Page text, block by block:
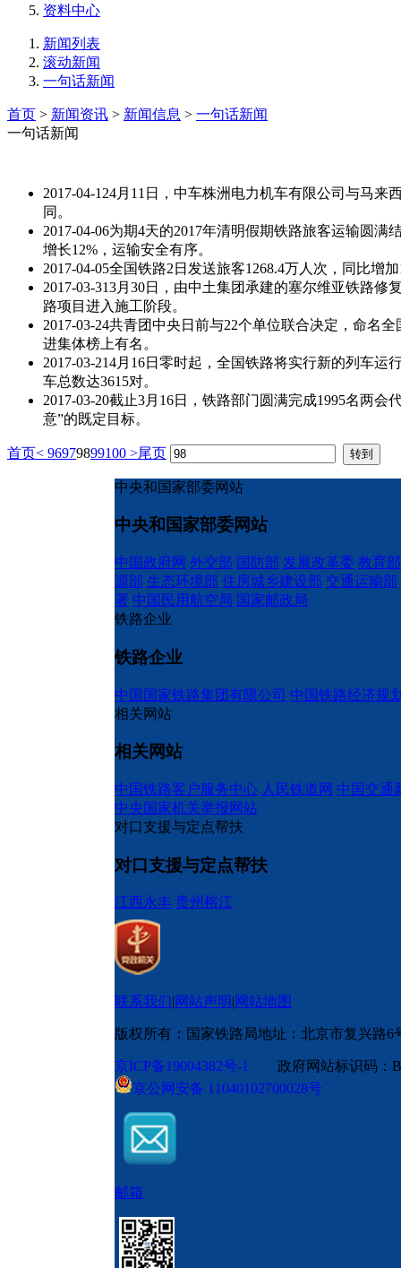
资料中心
新闻列表
滚动新闻
一句话新闻
首页 > 新闻资讯 > 新闻信息 > 一句话新闻
一句话新闻
2017-04-124月11日，中车株洲电力机车有限公司与马来
同。
2017-04-06为期4天的2017年清明假期铁路旅客运输圆满
增长12%，运输安全有序。
2017-04-05全国铁路2日发送旅客1268.4万人次，同比增
2017-03-313月30日，由中土集团承建的塞尔维亚铁路修
路项目进入施工阶段。
2017-03-24共青团中央日前与22个单位联合决定，命名
进集体榜上有名。
2017-03-214月16日零时起，全国铁路将实行新的列车运
车总数达3615对。
2017-03-20截止3月16日，铁路部门圆满完成1995名两会
意”的既定目标。
首页< 96979899100 >尾页
中央和国家部委网站
中央和国家部委网站
中国政府网 外交部 国防部 发展改革委 教育部
源部 生态环境部 住房城乡建设部 交通运输部
署 中国民用航空局 国家邮政局
铁路企业
铁路企业
中国国家铁路集团有限公司 中国铁路经济规
相关网站
相关网站
中国铁路客户服务中心 人民铁道网 中国交通
中央国家机关举报网站
对口支援与定点帮扶
对口支援与定点帮扶
江西永丰 贵州榕江
联系我们 网站声明 网站地图
版权所有：国家铁路局地址：北京市复兴路6
京ICP备19004382号-1 政府网站标识码
京公网安备 11040102700028号
邮箱